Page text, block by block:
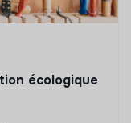
écologique